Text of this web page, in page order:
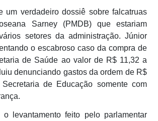
um verdadeiro dossiê sobre falcatruas
Sarney (PMDB) que estariam
setores da administração. Júnior
o escabroso caso da compra de
de Saúde ao valor de R$ 11,32 a
denunciando gastos da ordem de R$
de Educação somente com
feito pelo parlamentar